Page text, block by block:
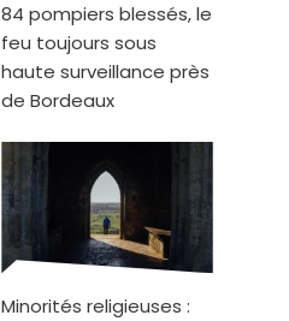
84 pompiers blessés, le
feu toujours sous
haute surveillance près
de Bordeaux
Minorités religieuses :